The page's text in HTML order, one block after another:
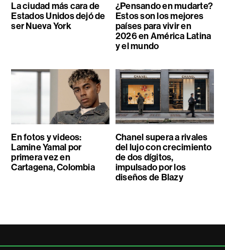
La ciudad más cara de
Estados Unidos dejó de
ser Nueva York
¿Pensando en mudarte?
Estos son los mejores
países para vivir en
2026 en América Latina
y el mundo
En fotos y videos:
Lamine Yamal por
primera vez en
Cartagena, Colombia
Chanel supera a rivales
del lujo con crecimiento
de dos dígitos,
impulsado por los
diseños de Blazy